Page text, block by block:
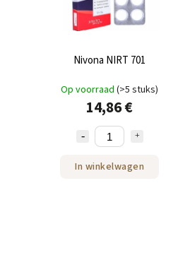
Nivona NIRT 701
Op voorraad (>5 stuks)
14,86 €
In winkelwagen